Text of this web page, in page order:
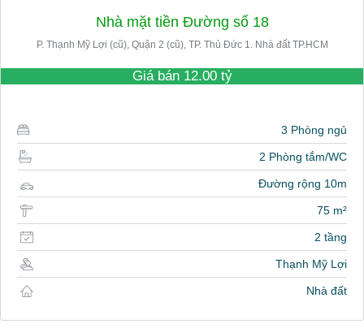
Nhà mặt tiền Đường số 18
P. Thạnh Mỹ Lợi (cũ), Quận 2 (cũ), TP. Thủ Đức 1. Nhà đất TP.HCM
Giá bán 12.00 tỷ
3 Phòng ngủ
2 Phòng tắm/WC
Đường rộng 10m
75 m²
2 tầng
Thạnh Mỹ Lợi
Nhà đất